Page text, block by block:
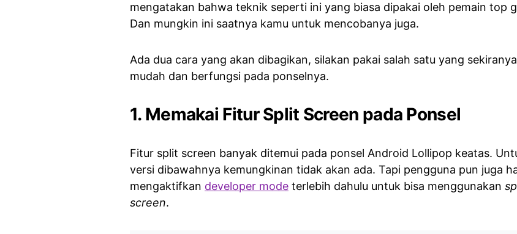
mengatakan bahwa teknik seperti ini yang biasa dipakai oleh pemain top
Dan mungkin ini saatnya kamu untuk mencobanya juga.
Ada dua cara yang akan dibagikan, silakan pakai salah satu yang sekiranya
mudah dan berfungsi pada ponselnya.
1. Memakai Fitur Split Screen pada Ponsel
Fitur split screen banyak ditemui pada ponsel Android Lollipop keatas.
versi dibawahnya kemungkinan tidak akan ada. Tapi pengguna pun juga
mengaktifkan developer mode terlebih dahulu untuk bisa menggunakan
screen.